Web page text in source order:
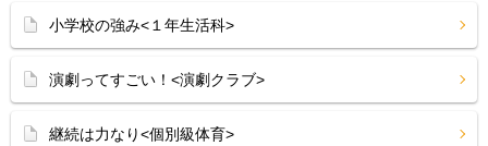
小学校の強み<１年生活科>
演劇ってすごい！<演劇クラブ>
継続は力なり<個別級体育>